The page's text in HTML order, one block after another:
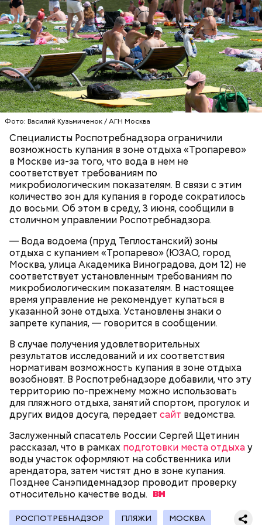
Фото: Василий Кузьмиченок / АГН Москва
Специалисты Роспотребнадзора ограничили
возможность купания в зоне отдыха «Тропарево»
в Москве из-за того, что вода в нем не
соответствует требованиям по
микробиологическим показателям. В связи с этим
количество зон для купания в городе сократилось
до восьми. Об этом в среду, 3 июня, сообщили в
столичном управлении Роспотребнадзора.
— Вода водоема (пруд Теплостанский) зоны
отдыха с купанием «Тропарево» (ЮЗАО, город
Москва, улица Академика Виноградова, дом 12) не
соответствует установленным требованиям по
микробиологическим показателям. В настоящее
время управление не рекомендует купаться в
указанной зоне отдыха. Установлены знаки о
запрете купания, — говорится в сообщении.
В случае получения удовлетворительных
результатов исследований и их соответствия
нормативам возможность купания в зоне отдыха
возобновят. В Роспотребнадзоре добавили, что эту
территорию по-прежнему можно использовать
для пляжного отдыха, занятий спортом, прогулок и
других видов досуга, передает сайт ведомства.
Заслуженный спасатель России Сергей Щетинин
рассказал, что в рамках подготовки места отдыхау
воды участок оформляют на собственника или
арендатора, затем чистят дно в зоне купания.
Позднее Санэпидемнадзор проводит проверку
относительно качестве воды.
РОСПОТРЕБНАДЗОР ПЛЯЖИ МОСКВА
Здесь автоматизировано буквально все, включая и
«холодильник» — так сотрудники в шутку
называют большой шкаф, в котором хранится
паяльная паста. Специалист на сенсорном экране
устанавливает температуру камеры хранения
материала. Причем для каждой камеры можно
установить свою температуру. Пара нажатий, и в
нужное время аппарат выдает материал с
Сергей Собянин рассказал, что на
территории ОЭЗ «Технополис
Москва» планируется открыть 25
новых производств
— Сначала на плату наносят гравировку —
торговый знак производителя. После этого плата
нее наносится термопаста и устанавливаются
необходимые детали, — поясняет Антонов.
Далее следует запайка выводных элементов.
Простыми словами, плату помещают в устройство,
где циркулирует нагретая жидкость, похожая на
вулканическую лаву. Она накрепко запаивает плату.
Интернет будущего: как в Москве
создают самые быстрые чипы
С приходом советской власти музыкальные
мероприятия стали проводиться под эгидой
государства, а не частных лиц. Например, те же
«Музыкальные выставки» в 1919 году
организовывались уже профсоюзом композиторов
и музыкальным отделом Наркомпроса РСФСР. В
отличие от дореволюционных, на новых
«Выставках» звучали произведения только
советских музыкантов.
В 1930-е визитной карточкой эпохи стали смотры
народных талантов. Например, в 1932 году в
Москве в Центральном парке культуры и отдыха
имени Максима Горького прошла I Всесоюзная
олимпиада самодеятельного искусства, которая
завершилась грандиозным музыкальным
праздником. В нем приняло участие свыше пяти
тысяч человек из самодеятельных хоровых и
музыкальных коллективов.
— Каждый вечер тысячи человек проходят сквозь
двери парка культуры и отдыха... Пляшет шофер,
пляшет счетовод. Фрезеровщица подтягивает
припев песни. И вот уже весь круг поет «Армию
Буденного», набирая полной грудью свежий, чуть
влажный воздух, — писала «Вечерняя Москва» в
1932 году о подготовке к олимпиаде.
Варшаве.
Новаторская, Воронцовский парк, 3
Летний кинотеатр в усадьбе Воронцово
расположился у центральной аллеи. На большом
экране можно будет посмотреть ленты для всей
семьи. Вход свободный, важно следить за
актуальным расписанием.